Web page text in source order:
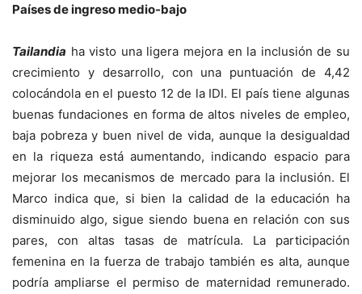
Países de ingreso medio-bajo
Tailandia ha visto una ligera mejora en la inclusión de su
crecimiento y desarrollo, con una puntuación de 4,42
colocándola en el puesto 12 de la IDI. El país tiene algunas
buenas fundaciones en forma de altos niveles de empleo,
baja pobreza y buen nivel de vida, aunque la desigualdad
en la riqueza está aumentando, indicando espacio para
mejorar los mecanismos de mercado para la inclusión. El
Marco indica que, si bien la calidad de la educación ha
disminuido algo, sigue siendo buena en relación con sus
pares, con altas tasas de matrícula. La participación
femenina en la fuerza de trabajo también es alta, aunque
podría ampliarse el permiso de maternidad remunerado.